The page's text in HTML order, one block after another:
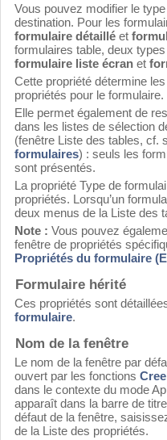
Vous pouvez modifier le
destination. Pour les
formulaire détaillé et
formulaires table, deux
formulaire liste écran et
Cette propriété détermine
propriétés pour le formulaire.
Elle permet également de
dans les listes de sélection
(fenêtre Liste des tables, cf.
formulaires) : seuls les
sont présentés.
La propriété Type de
propriétés. Lorsqu’un
deux menus de la Liste des
Note : Vous pouvez
fenêtre de propriétés
Propriétés du formulaire
Formulaire hérité
Ces propriétés sont
formulaire.
Nom de la fenêtre
Le nom de la fenêtre par
ouvert par les fonctions
dans le contexte du mode
apparaît dans la barre de
défaut de la fenêtre,
de la Liste des propriétés.